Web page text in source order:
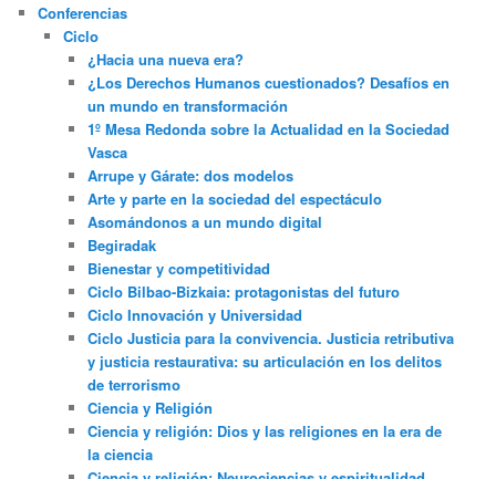
Conferencias
Ciclo
¿Hacia una nueva era?
¿Los Derechos Humanos cuestionados? Desafíos en
un mundo en transformación
1º Mesa Redonda sobre la Actualidad en la Sociedad
Vasca
Arrupe y Gárate: dos modelos
Arte y parte en la sociedad del espectáculo
Asomándonos a un mundo digital
Begiradak
Bienestar y competitividad
Ciclo Bilbao-Bizkaia: protagonistas del futuro
Ciclo Innovación y Universidad
Ciclo Justicia para la convivencia. Justicia retributiva
y justicia restaurativa: su articulación en los delitos
de terrorismo
Ciencia y Religión
Ciencia y religión: Dios y las religiones en la era de
la ciencia